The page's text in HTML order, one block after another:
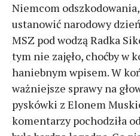
Niemcom
ustanowić narodowy
MSZ pod wodzą Radka
tym nie zajęło, choćby w
haniebnym wpisem. W
ważniejsze sprawy na
pyskówki z Elonem
komentarzy pochodziła